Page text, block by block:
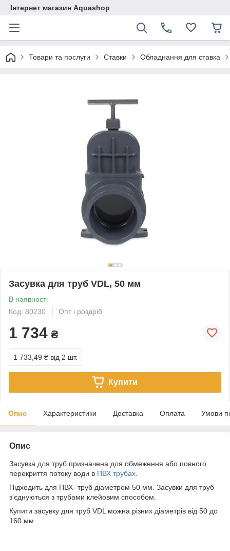
Інтернет магазин Aquashop
Товари та послуги Ставки Обладнання для ставка
Засувка для труб VDL, 50 мм
В наявності
Код: 80230
Опт і роздріб
1 734 ₴
1 733,49 ₴ від 2 шт.
Купити
Опис Характеристики Доставка Оплата Умови
Опис
Засувка для труб призначена для обмеження або повного
перекриття потоку води в ПВХ трубах
Підходить для ПВХ- труб діаметром 50 мм. Засувки для труб
з'єднуються з трубами клейовим способом.
Купити засувку для труб VDL можна різних діаметрів від 50 до
160 мм.